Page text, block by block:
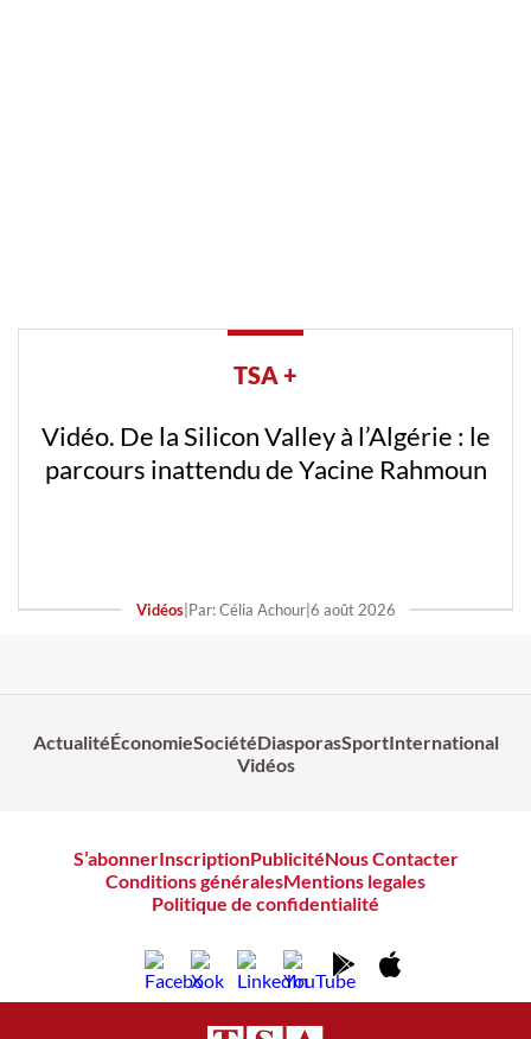
TSA +
Vidéo. De la Silicon Valley à l’Algérie : le
parcours inattendu de Yacine Rahmoun
Vidéos| Par: Célia Achour| 6 août 2026
ActualitéÉconomieSociétéDiasporasSportInternational
Vidéos
S’abonnerInscriptionPublicitéNous Contacter
Conditions généralesMentions legales
Politique de confidentialité